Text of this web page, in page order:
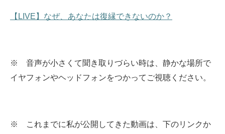
【LIVE】なぜ、あなたは復縁できないのか？
※ 音声が小さくて聞き取りづらい時は、静かな場所で
イヤフォンやヘッドフォンをつかってご視聴ください。
※ これまでに私が公開してきた動画は、下のリンクか